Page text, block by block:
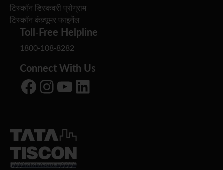
टिस्कॉन डिस्कवरी प्रोग्राम
टिस्कॉन कंज़्यूमर फाइनेंल
Toll-Free Helpline
1800-108-8282
Connect With Us
Facebook Instagram YouTube LinkedIn